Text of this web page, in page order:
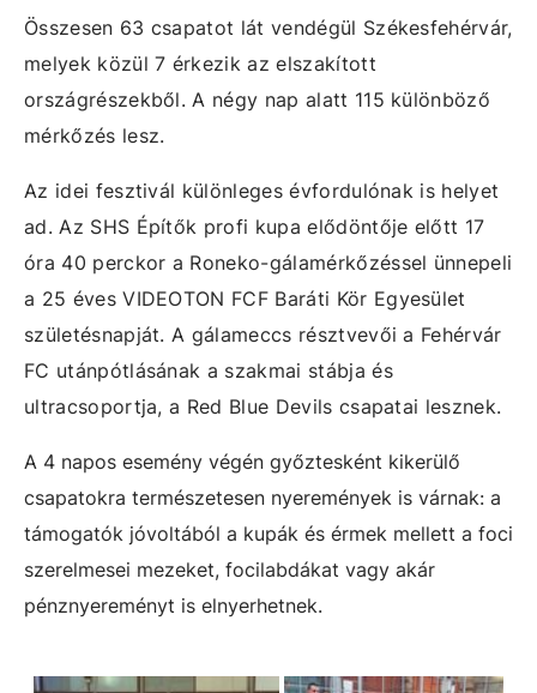
Összesen 63 csapatot lát vendégül Székesfehérvár,
melyek közül 7 érkezik az elszakított
országrészekből.A négy nap alatt 115 különböző
mérkőzés lesz.
Az idei fesztivál különleges évfordulónak is helyet
ad. Az SHS Építők profi kupa elődöntője előtt 17
óra 40 perckor a Roneko-gálamérkőzéssel ünnepeli
a 25 éves VIDEOTON FCF Baráti Kör Egyesület
születésnapját. A gálameccs résztvevői a Fehérvár
FC utánpótlásának a szakmai stábja és
ultracsoportja, a Red Blue Devils csapatai lesznek.
A 4 napos esemény végén győztesként kikerülő
csapatokra természetesen nyeremények is várnak: a
támogatók jóvoltából a kupák és érmek mellett a foci
szerelmesei mezeket, focilabdákat vagy akár
pénznyereményt is elnyerhetnek.